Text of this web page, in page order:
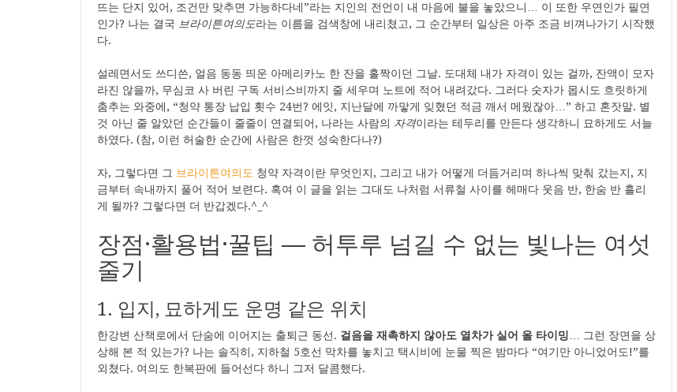
뜨는 단지 있어, 조건만 맞추면 가능하다네”라는 지인의 전언이 내 마음에 불을 놓았으니… 이 또한 우연인가 필연
인가? 나는 결국 브라이튼여의도라는 이름을 검색창에 내리쳤고, 그 순간부터 일상은 아주 조금 비껴나가기 시작했
다.
설레면서도 쓰디쓴, 얼음 동동 띄운 아메리카노 한 잔을 홀짝이던 그날. 도대체 내가 자격이 있는 걸까, 잔액이 모자
라진 않을까, 무심코 사 버린 구독 서비스비까지 줄 세우며 노트에 적어 내려갔다. 그러다 숫자가 몹시도 흐릿하게
춤추는 와중에, “청약 통장 납입 횟수 24번? 에잇, 지난달에 까맣게 잊혔던 적금 깨서 메웠잖아…” 하고 혼잣말. 별
것 아닌 줄 알았던 순간들이 줄줄이 연결되어, 나라는 사람의 자격이라는 테두리를 만든다 생각하니 묘하게도 서늘
하였다. (참, 이런 허술한 순간에 사람은 한껏 성숙한다나?)
자, 그렇다면 그 브라이튼여의도 청약 자격이란 무엇인지, 그리고 내가 어떻게 더듬거리며 하나씩 맞춰 갔는지, 지
금부터 속내까지 풀어 적어 보련다. 혹여 이 글을 읽는 그대도 나처럼 서류철 사이를 헤매다 웃음 반, 한숨 반 흘리
게 될까? 그렇다면 더 반갑겠다.^_^
장점·활용법·꿀팁 ― 허투루 넘길 수 없는 빛나는 여섯
줄기
1. 입지, 묘하게도 운명 같은 위치
한강변 산책로에서 단숨에 이어지는 출퇴근 동선. 걸음을 재촉하지 않아도 열차가 실어 올 타이밍… 그런 장면을 상
상해 본 적 있는가? 나는 솔직히, 지하철 5호선 막차를 놓치고 택시비에 눈물 찍은 밤마다 “여기만 아니었어도!”를
외쳤다. 여의도 한복판에 들어선다 하니 그저 달콤했다.